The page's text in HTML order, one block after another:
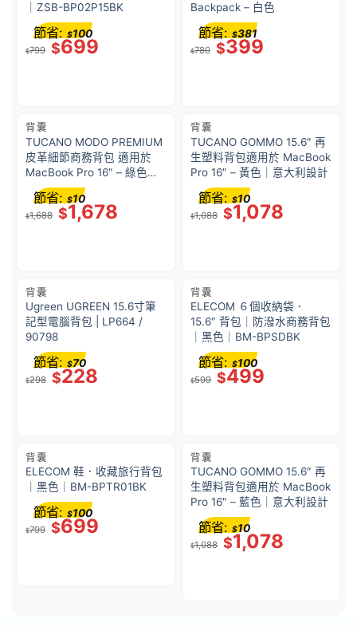
｜ZSB-BP02P15BK
$799 $699
節省: $100
Backpack – 白色
$780 $399
節省: $381
背囊
TUCANO MODO PREMIUM
皮革細節商務背包 適用於
MacBook Pro 16″ – 綠色｜
意大利設計
$1,688 $1,678
節省: $10
背囊
TUCANO GOMMO 15.6″ 再
生塑料背包適用於 MacBook
Pro 16″ – 黃色｜意大利設計
$1,088 $1,078
節省: $10
背囊
Ugreen UGREEN 15.6寸筆
記型電腦背包 | LP664 /
90798
$298 $228
節省: $70
背囊
ELECOM ６個收納袋．
15.6″ 背包｜防潑水商務背包
｜黑色｜BM-BPSDBK
$599 $499
節省: $100
背囊
ELECOM 鞋．收藏旅行背包
｜黑色｜BM-BPTR01BK
$799 $699
節省: $100
背囊
TUCANO GOMMO 15.6″ 再
生塑料背包適用於 MacBook
Pro 16″ – 藍色｜意大利設計
$1,088 $1,078
節省: $10